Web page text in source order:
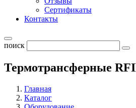
Сертификаты
Контакты
поиск
Термотрансферные
Главная
Каталог